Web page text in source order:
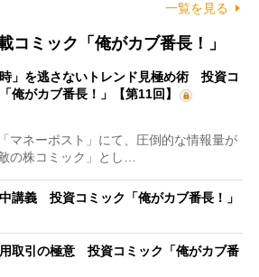
一覧を見る
コミック「俺がカブ番長！」
時」を逃さないトレンド見極め術 投資コ
俺がカブ番長！」【第11回】
マネーポスト」にて、圧倒的な情報量が
の株コミック」とし…
講義 投資コミック「俺がカブ番長！」
取引の極意 投資コミック「俺がカブ番